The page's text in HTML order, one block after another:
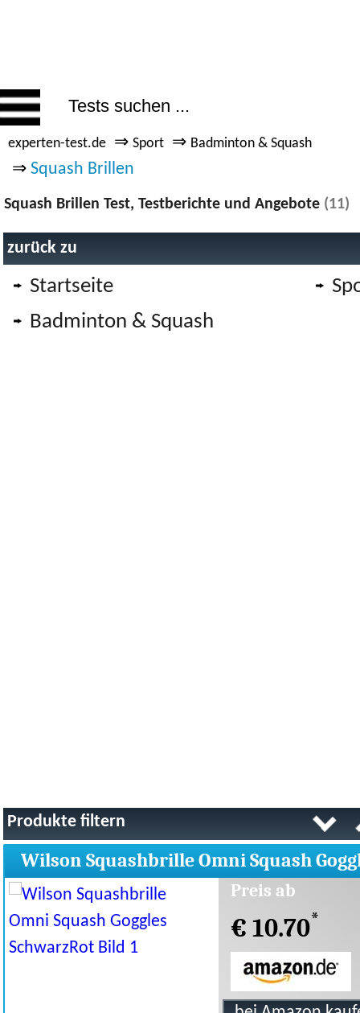
experten-test.de ⇒ Sport ⇒ Badminton & Squash
⇒ Squash Brillen
Squash Brillen Test, Testberichte und Angebote (11)
zurück zu
Startseite
Badminton & Squash
Produkte filtern
Wilson Squashbrille Omni Squash
SchwarzRot
Preis ab
€ 10.70*